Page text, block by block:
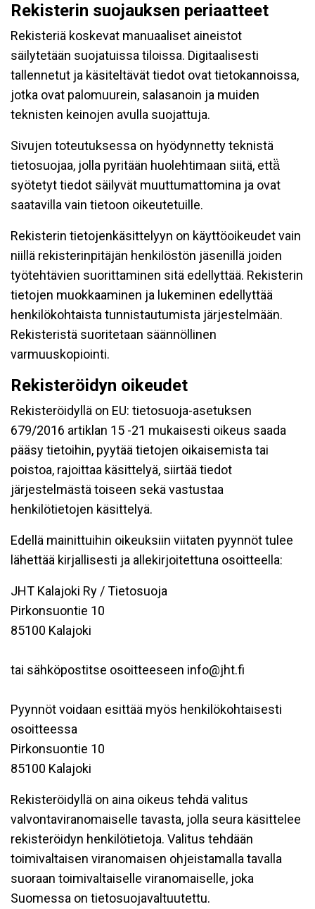
Rekisterin suojauksen periaatteet
Rekisteriä koskevat manuaaliset aineistot
säilytetään suojatuissa tiloissa. Digitaalisesti
tallennetut ja käsiteltävät tiedot ovat tietokannoissa,
jotka ovat palomuurein, salasanoin ja muiden
teknisten keinojen avulla suojattuja.
Sivujen toteutuksessa on hyödynnetty teknistä
tietosuojaa, jolla pyritään huolehtimaan siitä, että̈
syötetyt tiedot säilyvät muuttumattomina ja ovat
saatavilla vain tietoon oikeutetuille.
Rekisterin tietojenkäsittelyyn on käyttöoikeudet vain
niillä rekisterinpitäjän henkilöstön jäsenillä joiden
työtehtävien suorittaminen sitä edellyttää. Rekisterin
tietojen muokkaaminen ja lukeminen edellyttää
henkilökohtaista tunnistautumista järjestelmään.
Rekisteristä suoritetaan säännöllinen
varmuuskopiointi.
Rekisteröidyn oikeudet
Rekisteröidyllä on EU: tietosuoja-asetuksen
679/2016 artiklan 15 -21 mukaisesti oikeus saada
pääsy tietoihin, pyytää tietojen oikaisemista tai
poistoa, rajoittaa käsittelyä, siirtää tiedot
järjestelmästä toiseen sekä vastustaa
henkilötietojen käsittelyä.
Edellä mainittuihin oikeuksiin viitaten pyynnöt tulee
lähettää kirjallisesti ja allekirjoitettuna osoitteella:
JHT Kalajoki Ry / Tietosuoja
Pirkonsuontie 10
85100 Kalajoki
tai sähköpostitse osoitteeseen info@jht.fi
Pyynnöt voidaan esittää myös henkilökohtaisesti
osoitteessa
Pirkonsuontie 10
85100 Kalajoki
Rekisteröidyllä on aina oikeus tehdä valitus
valvontaviranomaiselle tavasta, jolla seura käsittelee
rekisteröidyn henkilötietoja. Valitus tehdään
toimivaltaisen viranomaisen ohjeistamalla tavalla
suoraan toimivaltaiselle viranomaiselle, joka
Suomessa on tietosuojavaltuutettu.